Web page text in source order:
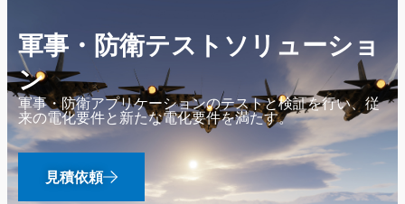
軍事・防衛テストソリューショ
ン
軍事・防衛アプリケーションのテストと検証を行い、従
来の電化要件と新たな電化要件を満たす。
見積依頼